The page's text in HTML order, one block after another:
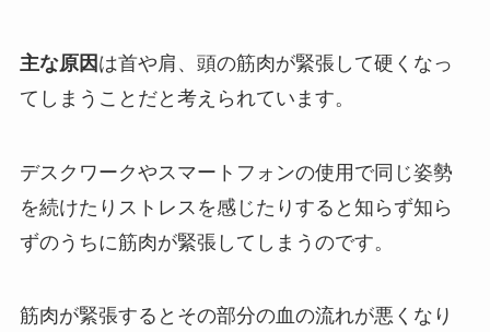
主な原因 は首や肩、頭の筋肉が緊張して硬くなっ
てしまうことだと考えられています。
デスクワークやスマートフォンの使用で同じ姿勢
を続けたりストレスを感じたりすると知らず知ら
ずのうちに筋肉が緊張してしまうのです。
筋肉が緊張するとその部分の血の流れが悪くなり